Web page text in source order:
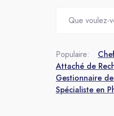
Populaire:
Attaché de
Gestionnaire
Spécialiste en